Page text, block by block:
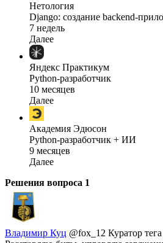
Нетология
Django: создание backend-
7 недель
Далее
Яндекс Практикум
Python-разработчик
10 месяцев
Далее
Академия Эдюсон
Python-разработчик + ИИ
9 месяцев
Далее
Решения вопроса 1
Владимир Куц @fox_12 Куратор